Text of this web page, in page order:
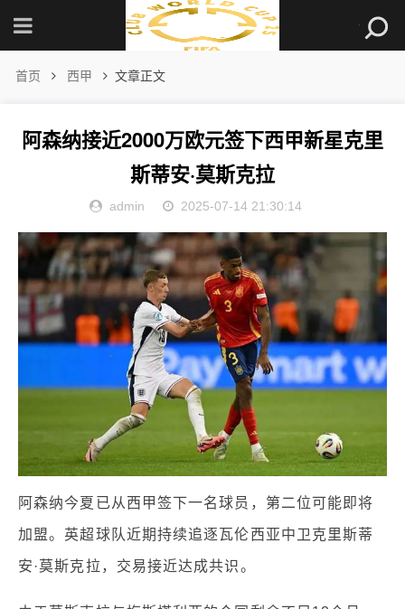
首页 西甲 文章正文
阿森纳接近2000万欧元签下西甲新星克里
斯蒂安·莫斯克拉
admin 2025-07-14 21:30:14
阿森纳今夏已从西甲签下一名球员，第二位可能即将
加盟。英超球队近期持续追逐瓦伦西亚中卫克里斯蒂
安·莫斯克拉，交易接近达成共识。